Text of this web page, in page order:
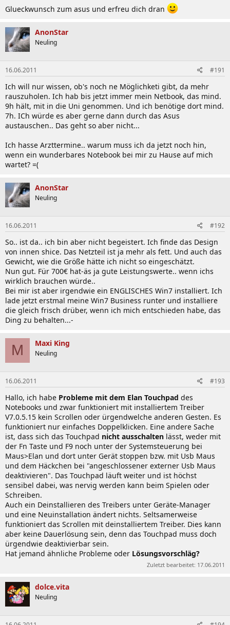
Glueckwunsch zum asus und erfreu dich dran
AnonStar
Neuling
16.06.2011 #191
Ich will nur wissen, ob's noch ne Möglichketi gibt, da mehr
rauszuholen. Ich hab bis jetzt immer mein Netbook, das mind.
9h hält, mit in die Uni genommen. Und ich benötige dort mind.
7h. ICh würde es aber gerne dann durch das Asus
austauschen.. Das geht so aber nicht...
Ich hasse Arzttermine.. warum muss ich da jetzt noch hin,
wenn ein wunderbares Notebook bei mir zu Hause auf mich
wartet? =(
AnonStar
Neuling
16.06.2011 #192
So.. ist da.. ich bin aber nicht begeistert. Ich finde das Design
von innen shice. Das Netzteil ist ja mehr als fett. Und auch das
Gewicht, wie die Größe hätte ich nicht so eingeschätzt.
Nun gut. Für 700€ hat-äs ja gute Leistungswerte.. wenn ichs
wirklich brauchen würde..
Bei mir ist aber irgendwie ein ENGLISCHES Win7 installiert. Ich
lade jetzt erstmal meine Win7 Business runter und installiere
die gleich frisch drüber, wenn ich mich entschieden habe, das
Ding zu behalten...-
M Maxi King
Neuling
16.06.2011 #193
Hallo, ich habe Probleme mit dem Elan Touchpad des
Notebooks und zwar funktioniert mit installiertem Treiber
V7.0.5.15 kein Scrollen oder ürgendwelche anderen Gesten. Es
funktioniert nur einfaches Doppelklicken. Eine andere Sache
ist, dass sich das Touchpad nicht ausschalten lässt, weder mit
der Fn Taste und F9 noch unter der Systemsteuerung bei
Maus>Elan und dort unter Gerät stoppen bzw. mit Usb Maus
und dem Häckchen bei "angeschlossener externer Usb Maus
deaktivieren". Das Touchpad läuft weiter und ist höchst
sensibel dabei, was nervig werden kann beim Spielen oder
Schreiben.
Auch ein Deinstallieren des Treibers unter Geräte-Manager
und eine Neuinstallation ändert nichts. Seltsamerweise
funktioniert das Scrollen mit deinstalliertem Treiber. Dies kann
aber keine Dauerlösung sein, denn das Touchpad muss doch
ürgendwie deaktivierbar sein.
Hat jemand ähnliche Probleme oder Lösungsvorschläg?
Zuletzt bearbeitet: 17.06.2011
dolce.vita
Neuling